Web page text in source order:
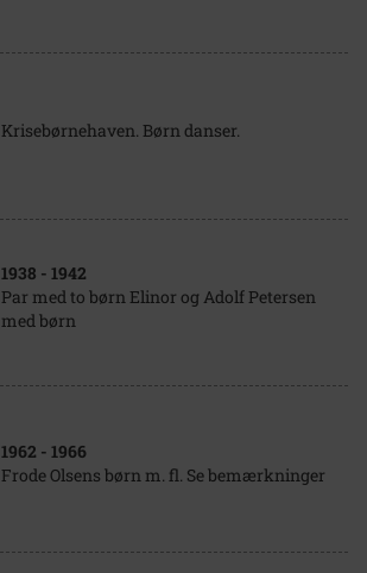
Krisebørnehaven. Børn danser.
1938 - 1942
Par med to børn Elinor og Adolf Petersen
med børn
1962 - 1966
Frode Olsens børn m. fl. Se bemærkninger